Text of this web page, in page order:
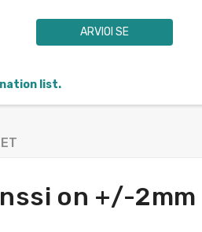
ARVIOI SE
list.
on +/-2mm